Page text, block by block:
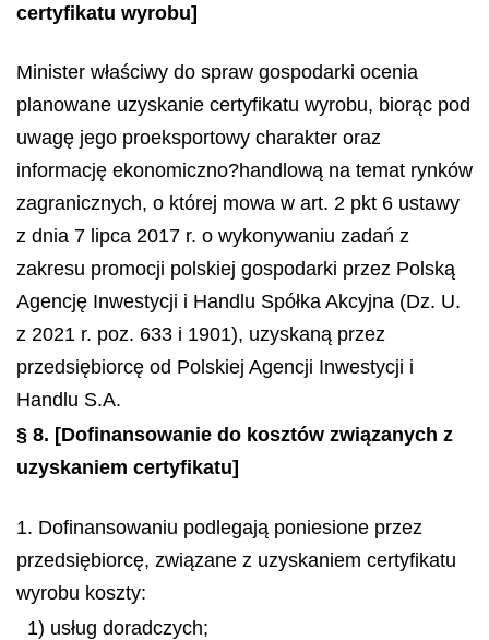
certyfikatu wyrobu]
Minister właściwy do spraw gospodarki ocenia
planowane uzyskanie certyfikatu wyrobu, biorąc pod
uwagę jego proeksportowy charakter oraz
informację ekonomiczno?handlową na temat rynków
zagranicznych, o której mowa w art. 2 pkt 6 ustawy
z dnia 7 lipca 2017 r. o wykonywaniu zadań z
zakresu promocji polskiej gospodarki przez Polską
Agencję Inwestycji i Handlu Spółka Akcyjna (Dz. U.
z 2021 r. poz. 633 i 1901), uzyskaną przez
przedsiębiorcę od Polskiej Agencji Inwestycji i
Handlu S.A.
§ 8. [Dofinansowanie do kosztów związanych z
uzyskaniem certyfikatu]
1. Dofinansowaniu podlegają poniesione przez
przedsiębiorcę, związane z uzyskaniem certyfikatu
wyrobu koszty:
1) usług doradczych;